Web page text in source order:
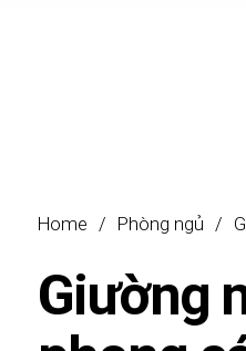
Home / Phòng ngủ /
Giường